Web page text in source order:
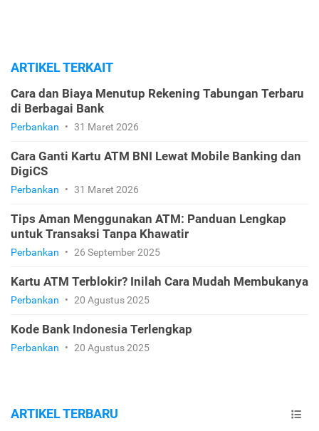
ARTIKEL TERKAIT
Cara dan Biaya Menutup Rekening Tabungan Terbaru
di Berbagai Bank
Perbankan • 31 Maret 2026
Cara Ganti Kartu ATM BNI Lewat Mobile Banking dan
DigiCS
Perbankan • 31 Maret 2026
Tips Aman Menggunakan ATM: Panduan Lengkap
untuk Transaksi Tanpa Khawatir
Perbankan • 26 September 2025
Kartu ATM Terblokir? Inilah Cara Mudah Membukanya
Perbankan • 20 Agustus 2025
Kode Bank Indonesia Terlengkap
Perbankan • 20 Agustus 2025
ARTIKEL TERBARU